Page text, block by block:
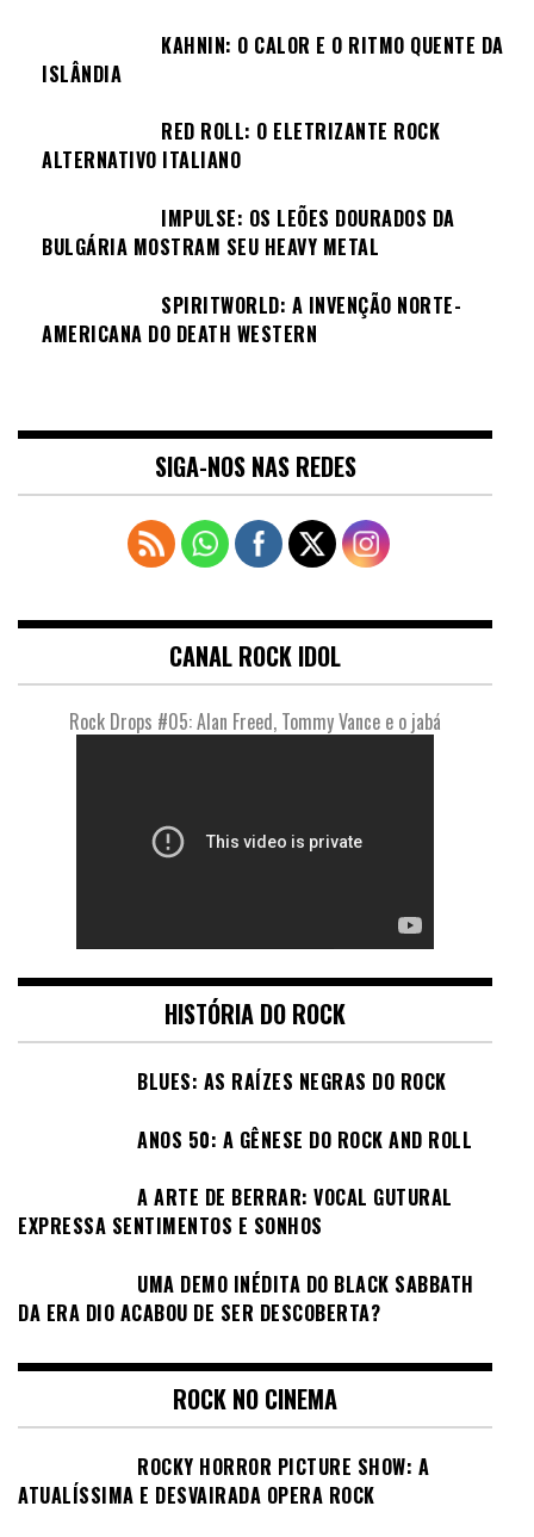
KAHNIN: O CALOR E O RITMO QUENTE DA
ISLÂNDIA
RED ROLL: O ELETRIZANTE ROCK
ALTERNATIVO ITALIANO
IMPULSE: OS LEÕES DOURADOS DA
BULGÁRIA MOSTRAM SEU HEAVY METAL
SPIRITWORLD: A INVENÇÃO NORTE-
AMERICANA DO DEATH WESTERN
SIGA-NOS NAS REDES
CANAL ROCK IDOL
Rock Drops #05: Alan Freed, Tommy Vance e o jabá
HISTÓRIA DO ROCK
BLUES: AS RAÍZES NEGRAS DO ROCK
ANOS 50: A GÊNESE DO ROCK AND ROLL
A ARTE DE BERRAR: VOCAL GUTURAL
EXPRESSA SENTIMENTOS E SONHOS
UMA DEMO INÉDITA DO BLACK SABBATH
DA ERA DIO ACABOU DE SER DESCOBERTA?
ROCK NO CINEMA
ROCKY HORROR PICTURE SHOW: A
ATUALÍSSIMA E DESVAIRADA OPERA ROCK